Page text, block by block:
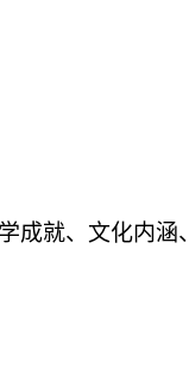
成就、文化内涵